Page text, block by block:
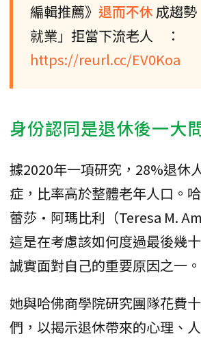
編輯推薦》 退而不休 成趨
就業」拒當下流老人 ：
https://reurl.cc/EV0Koa
身份認同是退休後一大
據2020年一項研究，28%退休
症，比率高於整體老年人口。
蕾莎·阿瑪比利（Teresa M.
這是在考慮該如何度過最後幾
誠實面對自己的重要原因之一。
她與哈佛商學院研究團隊花費
們，以揭示退休帶來的心理、